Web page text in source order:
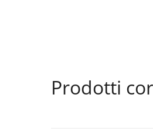
Prodotti